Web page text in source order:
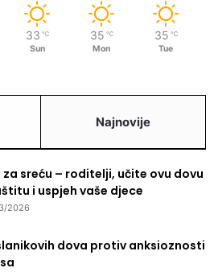
33 ℃
Sun
35 ℃
Mon
35 ℃
Tue
Najnovije
za sreću – roditelji, učite ovu dovu
i uspjeh vaše djece
2026
dova protiv anksioznosti